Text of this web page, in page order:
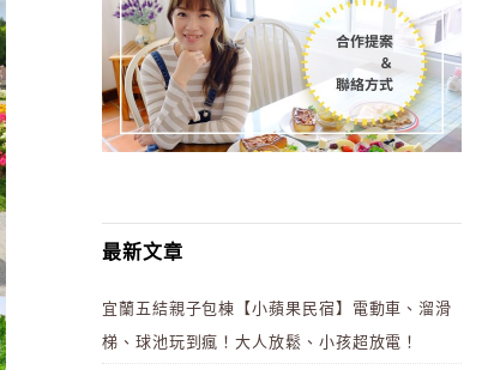
最新文章
宜蘭五結親子包棟【小蘋果民宿】電動車、溜滑
梯、球池玩到瘋！大人放鬆、小孩超放電！